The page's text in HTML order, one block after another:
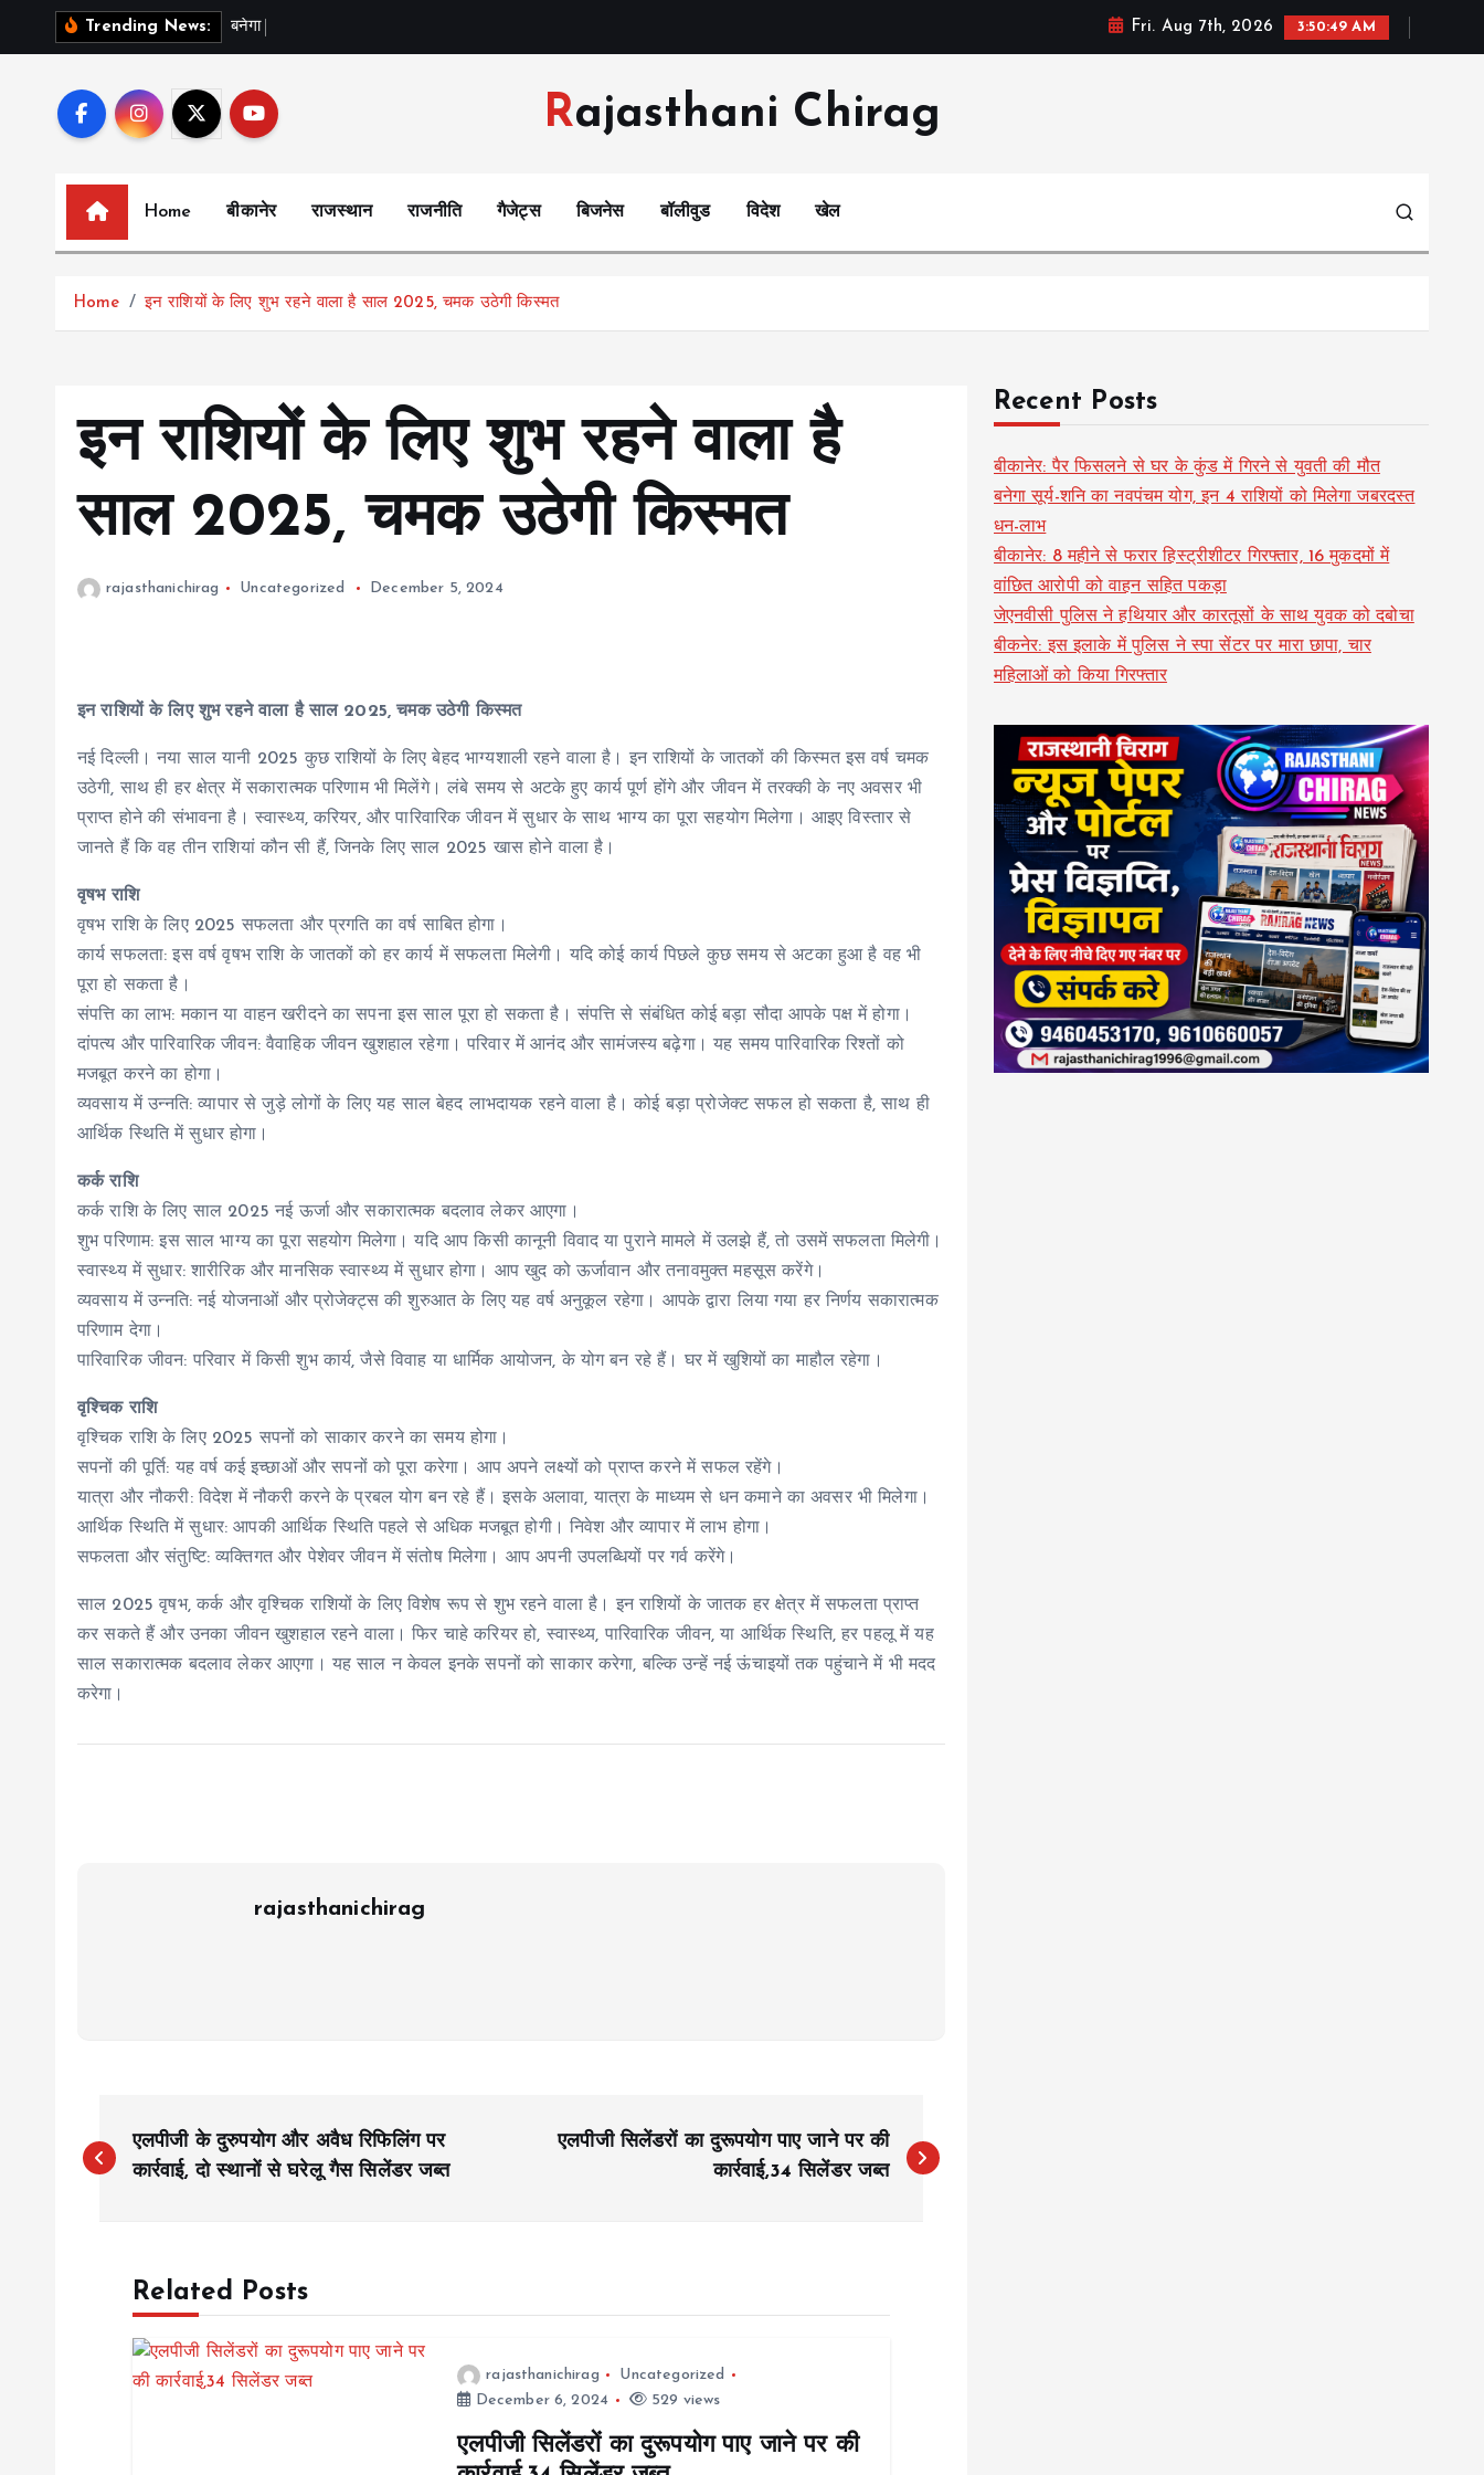
Trending News: बनग Fri. Aug 7th, 2026 3:50:50 AM
Rajasthani Chirag
Home बीकानेर राजस्थान राजनीति गैजेट्स बिजनेस बॉलीवुड विदेश खेल
Home इन राशियों के लिए शुभ रहने वाला है साल 2025, चमक उठेगी किस्मत
इन राशियों के लिए शुभ रहने वाला है
साल 2025, चमक उठेगी किस्मत
rajasthanichirag Uncategorized December 5, 2024
इन राशियों के लिए शुभ रहने वाला है साल 2025, चमक उठेगी किस्मत
नई दिल्ली। नया साल यानी 2025 कुछ राशियों के लिए बेहद भाग्यशाली रहने वाला है। इन राशियों के जातकों की किस्मत इस वर्ष चमक
उठेगी, साथ ही हर क्षेत्र में सकारात्मक परिणाम भी मिलेंगे। लंबे समय से अटके हुए कार्य पूर्ण होंगे और जीवन में तरक्की के नए अवसर भी
प्राप्त होने की संभावना है। स्वास्थ्य, करियर, और पारिवारिक जीवन में सुधार के साथ भाग्य का पूरा सहयोग मिलेगा। आइए विस्तार से
जानते हैं कि वह तीन राशियां कौन सी हैं, जिनके लिए साल 2025 खास होने वाला है।
वृषभ राशि
वृषभ राशि के लिए 2025 सफलता और प्रगति का वर्ष साबित होगा।
कार्य सफलता: इस वर्ष वृषभ राशि के जातकों को हर कार्य में सफलता मिलेगी। यदि कोई कार्य पिछले कुछ समय से अटका हुआ है वह भी
पूरा हो सकता है।
संपत्ति का लाभ: मकान या वाहन खरीदने का सपना इस साल पूरा हो सकता है। संपत्ति से संबंधित कोई बड़ा सौदा आपके पक्ष में होगा।
दांपत्य और पारिवारिक जीवन: वैवाहिक जीवन खुशहाल रहेगा। परिवार में आनंद और सामंजस्य बढ़ेगा। यह समय पारिवारिक रिश्तों को
मजबूत करने का होगा।
व्यवसाय में उन्नति: व्यापार से जुड़े लोगों के लिए यह साल बेहद लाभदायक रहने वाला है। कोई बड़ा प्रोजेक्ट सफल हो सकता है, साथ ही
आर्थिक स्थिति में सुधार होगा।
कर्क राशि
कर्क राशि के लिए साल 2025 नई ऊर्जा और सकारात्मक बदलाव लेकर आएगा।
शुभ परिणाम: इस साल भाग्य का पूरा सहयोग मिलेगा। यदि आप किसी कानूनी विवाद या पुराने मामले में उलझे हैं, तो उसमें सफलता मिलेगी।
स्वास्थ्य में सुधार: शारीरिक और मानसिक स्वास्थ्य में सुधार होगा। आप खुद को ऊर्जावान और तनावमुक्त महसूस करेंगे।
व्यवसाय में उन्नति: नई योजनाओं और प्रोजेक्ट्स की शुरुआत के लिए यह वर्ष अनुकूल रहेगा। आपके द्वारा लिया गया हर निर्णय सकारात्मक
परिणाम देगा।
पारिवारिक जीवन: परिवार में किसी शुभ कार्य, जैसे विवाह या धार्मिक आयोजन, के योग बन रहे हैं। घर में खुशियों का माहौल रहेगा।
वृश्चिक राशि
वृश्चिक राशि के लिए 2025 सपनों को साकार करने का समय होगा।
सपनों की पूर्ति: यह वर्ष कई इच्छाओं और सपनों को पूरा करेगा। आप अपने लक्ष्यों को प्राप्त करने में सफल रहेंगे।
यात्रा और नौकरी: विदेश में नौकरी करने के प्रबल योग बन रहे हैं। इसके अलावा, यात्रा के माध्यम से धन कमाने का अवसर भी मिलेगा।
आर्थिक स्थिति में सुधार: आपकी आर्थिक स्थिति पहले से अधिक मजबूत होगी। निवेश और व्यापार में लाभ होगा।
सफलता और संतुष्टि: व्यक्तिगत और पेशेवर जीवन में संतोष मिलेगा। आप अपनी उपलब्धियों पर गर्व करेंगे।
साल 2025 वृषभ, कर्क और वृश्चिक राशियों के लिए विशेष रूप से शुभ रहने वाला है। इन राशियों के जातक हर क्षेत्र में सफलता प्राप्त
कर सकते हैं और उनका जीवन खुशहाल रहने वाला। फिर चाहे करियर हो, स्वास्थ्य, पारिवारिक जीवन, या आर्थिक स्थिति, हर पहलू में यह
साल सकारात्मक बदलाव लेकर आएगा। यह साल न केवल इनके सपनों को साकार करेगा, बल्कि उन्हें नई ऊंचाइयों तक पहुंचाने में भी मदद
करेगा।
rajasthanichirag
o
एलपीजी के दुरुपयोग और अवैध रिफिलिंग पर
कार्रवाई, दो स्थानों से घरेलू गैस सिलेंडर जब्त
एलपीजी सिलेंडरों का दुरूपयोग पाए जाने पर की
कार्रवाई,34 सिलेंडर जब्त
Related Posts
rajasthanichirag
Uncategorized
December 6, 2024
529 views
एलपीजी सिलेंडरों का दुरूपयोग पाए जाने पर की
Recent Posts
बीकानेर: पैर फिसलने से घर के कुंड में गिरने से युवती की मौत
बनेगा सूर्य-शनि का नवपंचम योग, इन 4 राशियों को मिलेगा जबरदस्त
धन-लाभ
बीकानेर: 8 महीने से फरार हिस्ट्रीशीटर गिरफ्तार, 16 मुकदमों में
वांछित आरोपी को वाहन सहित पकड़ा
जेएनवीसी पुलिस ने हथियार और कारतूसों के साथ युवक को दबोचा
बीकनेर: इस इलाके में पुलिस ने स्पा सेंटर पर मारा छापा, चार
महिलाओं को किया गिरफ्तार